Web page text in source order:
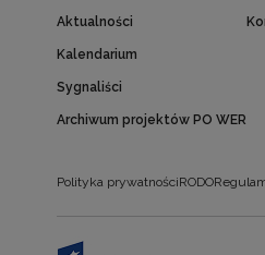
Aktualności
Kalendarium
Sygnaliści
Archiwum projektów PO WER
Polityka prywatnościRODO